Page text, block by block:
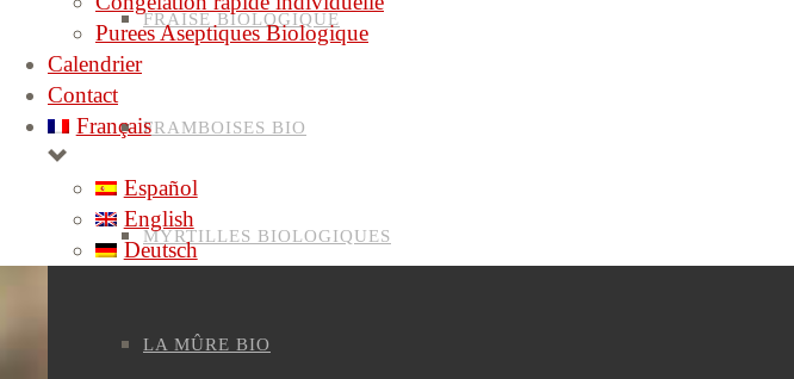
FRAISE BIOLOGIQUE
FRAMBOISES BIO
MYRTILLES BIOLOGIQUES
LA MÛRE BIO
Purees Aseptiques Biologique
Calendrier
Contact
Français
Español
English
Deutsch